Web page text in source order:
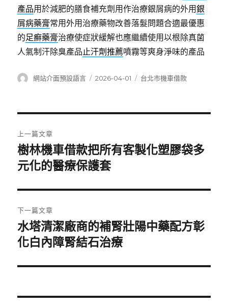
產品用於減肥的膳食補充劑用作治療銀屑病的外用銀
屑病藥膏常用外用治療藥物改善落髮問題合適最優惠
的足癬藥膏治療使症狀緩解也應繼續使用以根除真菌
人氣制汗除臭產品止汗劑推薦噴霧等爽身淨味的產品
作
網站介面預設語言
發
2026-04-01
分
台北市機車借款
章
導
覽
上一篇文章
上
一
文
章:
樹林機車借款把所有客製化塑膠袋多
元化的醫療保護套
下一篇文章
下
一
文
水塔清潔廠商的補腎壯陽中藥配方彰
化白內障腎結石治療